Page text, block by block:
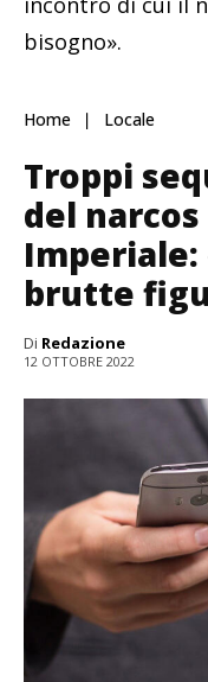
bisogno».
Home Locale
Troppi
del
Imperiale:
brutte
Di Redazione
12 OTTOBRE 2022